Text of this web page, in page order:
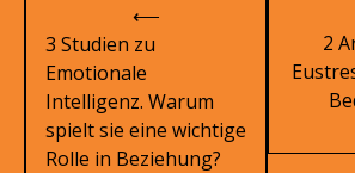
⟵
3 Studien zu
Emotionale
Intelligenz. Warum
spielt sie eine wichtige
Rolle in Beziehung?
2